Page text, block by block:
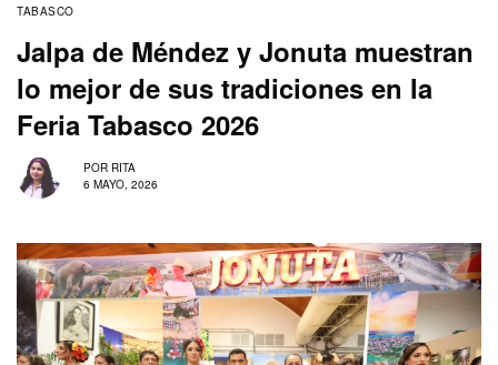
TABASCO
Jalpa de Méndez y Jonuta muestran
lo mejor de sus tradiciones en la
Feria Tabasco 2026
POR RITA
6 MAYO, 2026